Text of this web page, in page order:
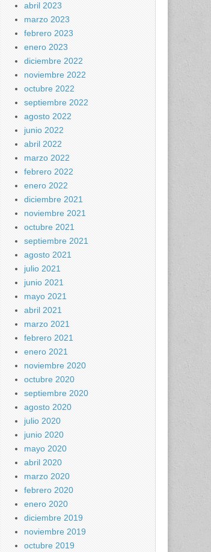
abril 2023
marzo 2023
febrero 2023
enero 2023
diciembre 2022
noviembre 2022
octubre 2022
septiembre 2022
agosto 2022
junio 2022
abril 2022
marzo 2022
febrero 2022
enero 2022
diciembre 2021
noviembre 2021
octubre 2021
septiembre 2021
agosto 2021
julio 2021
junio 2021
mayo 2021
abril 2021
marzo 2021
febrero 2021
enero 2021
noviembre 2020
octubre 2020
septiembre 2020
agosto 2020
julio 2020
junio 2020
mayo 2020
abril 2020
marzo 2020
febrero 2020
enero 2020
diciembre 2019
noviembre 2019
octubre 2019